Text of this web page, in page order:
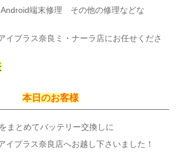
端末修理 その他の修理などな
イプラス奈良ミ・ナーラ店にお任せくださ
本日のお客様
まとめてバッテリー交換しに
イプラス奈良店へお越し下さいました！